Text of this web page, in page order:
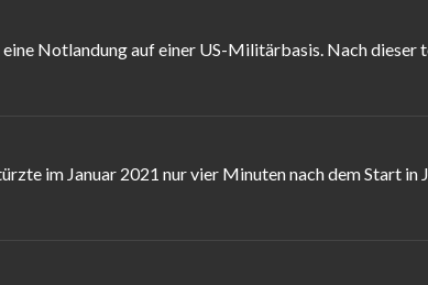
Notlandung auf einer US-Militärbasis. Nach
im Januar 2021 nur vier Minuten nach dem Start in